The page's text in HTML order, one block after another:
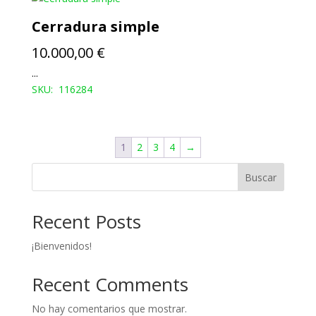
Cerradura simple
10.000,00 €
...
SKU: 116284
1 2 3 4 →
Buscar
Recent Posts
¡Bienvenidos!
Recent Comments
No hay comentarios que mostrar.